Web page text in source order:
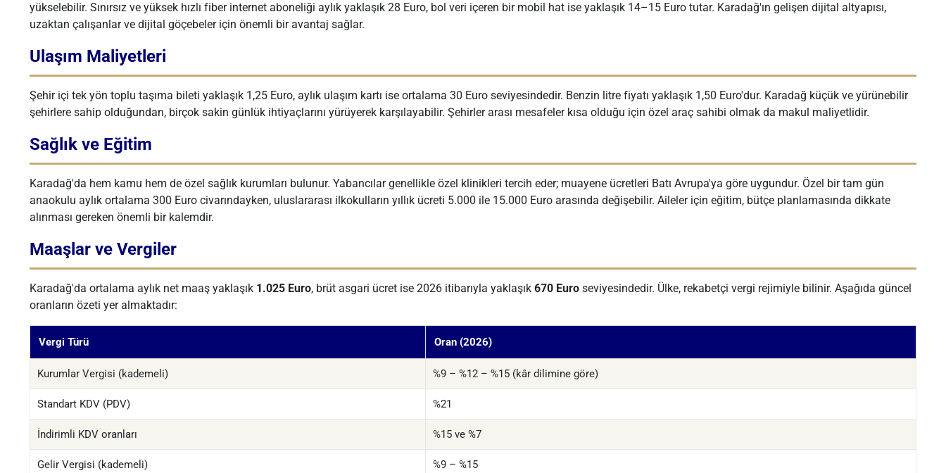
yükselebilir. Sınırsız ve yüksek hızlı fiber internet aboneliği aylık yaklaşık 28 Euro, bol veri içeren bir mobil hat ise yaklaşık 14–15 Euro tutar. Karadağ'ın gelişen dijital altyapısı,
uzaktan çalışanlar ve dijital göçebeler için önemli bir avantaj sağlar.
Ulaşım Maliyetleri
Şehir içi tek yön toplu taşıma bileti yaklaşık 1,25 Euro, aylık ulaşım kartı ise ortalama 30 Euro seviyesindedir. Benzin litre fiyatı yaklaşık 1,50 Euro'dur. Karadağ küçük ve yürünebilir
şehirlere sahip olduğundan, birçok sakin günlük ihtiyaçlarını yürüyerek karşılayabilir. Şehirler arası mesafeler kısa olduğu için özel araç sahibi olmak da makul maliyetlidir.
Sağlık ve Eğitim
Karadağ'da hem kamu hem de özel sağlık kurumları bulunur. Yabancılar genellikle özel klinikleri tercih eder; muayene ücretleri Batı Avrupa'ya göre uygundur. Özel bir tam gün
anaokulu aylık ortalama 300 Euro civarındayken, uluslararası ilkokulların yıllık ücreti 5.000 ile 15.000 Euro arasında değişebilir. Aileler için eğitim, bütçe planlamasında dikkate
alınması gereken önemli bir kalemdir.
Maaşlar ve Vergiler
Karadağ'da ortalama aylık net maaş yaklaşık 1.025 Euro, brüt asgari ücret ise 2026 itibarıyla yaklaşık 670 Euro seviyesindedir. Ülke, rekabetçi vergi rejimiyle bilinir. Aşağıda güncel
oranların özeti yer almaktadır:
Vergi Türü Oran (2026)
Kurumlar Vergisi (kademeli) %9 – %12 – %15 (kâr dilimine göre)
Standart KDV (PDV) %21
İndirimli KDV oranları %15 ve %7
Gelir Vergisi (kademeli) %9 – %15